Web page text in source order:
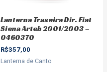
Lanterna Traseira Dir. Fiat
Siena Arteb 2001/2003 –
0460370
R$357,00
Lanterna de Canto